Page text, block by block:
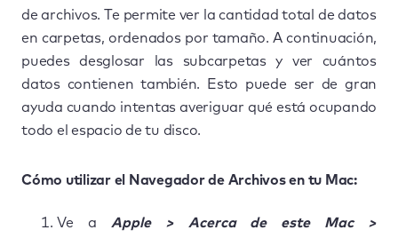
de archivos. Te permite ver la cantidad total de datos
en carpetas, ordenados por tamaño. A continuación,
puedes desglosar las subcarpetas y ver cuántos
datos contienen también. Esto puede ser de gran
ayuda cuando intentas averiguar qué está ocupando
todo el espacio de tu disco.
Cómo utilizar el Navegador de Archivos en tu Mac:
Ve a Apple > Acerca de este Mac >